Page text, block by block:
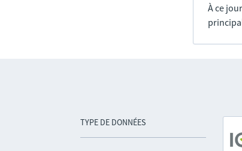
À ce
TYPE DE DONNÉES